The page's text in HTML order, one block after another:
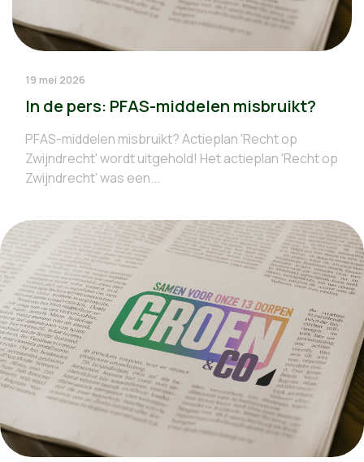
19 mei 2026
In de pers: PFAS-middelen misbruikt?
PFAS-middelen misbruikt? Actieplan 'Recht op
Zwijndrecht' wordt uitgehold! Het actieplan 'Recht op
Zwijndrecht' was een...